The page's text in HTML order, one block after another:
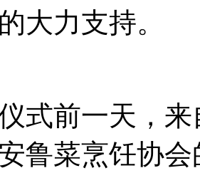
大力支持。
前一天，来
鲁菜烹饪协